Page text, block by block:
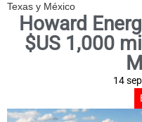
Texas y México
Howard
$US 1,000
14